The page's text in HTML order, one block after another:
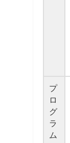
プ
ロ
グ
ラ
ム